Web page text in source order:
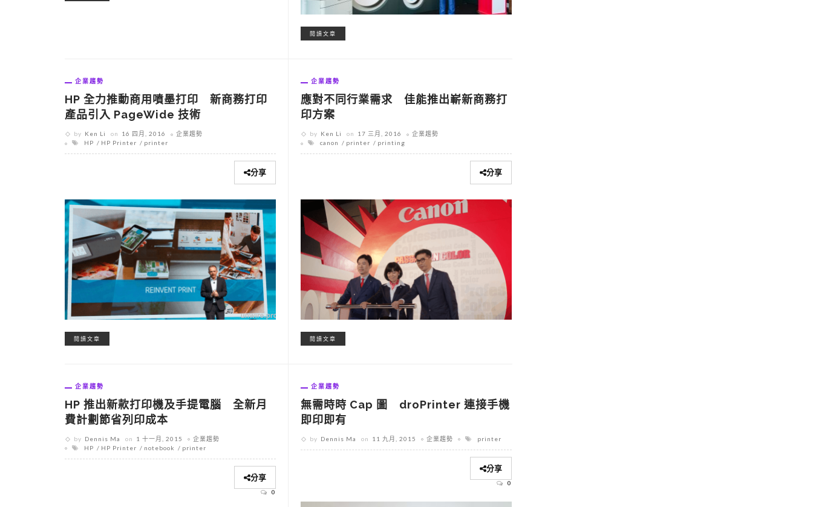
閱讀文章
企業趨勢
HP 全力推動商用噴墨打印 新商務打印
產品引入 PageWide 技術
by Ken Li on 16 四月, 2016
企業趨勢
HP
HP Printer printer
分享
閱讀文章
企業趨勢
應對不同行業需求 佳能推出嶄新商務打
印方案
by Ken Li on 17 三月, 2016
企業趨勢
canon
printer printing
分享
閱讀文章
企業趨勢
HP 推出新款打印機及手提電腦 全新月
費計劃節省列印成本
by Dennis Ma on 1 十一月, 2015
企業趨勢
HP
HP Printer notebook printer
分享
0
企業趨勢
無需時時 Cap 圖 droPrinter 連接手機
即印即有
by Dennis Ma on 11 九月, 2015 企業趨勢 printer
分享
0